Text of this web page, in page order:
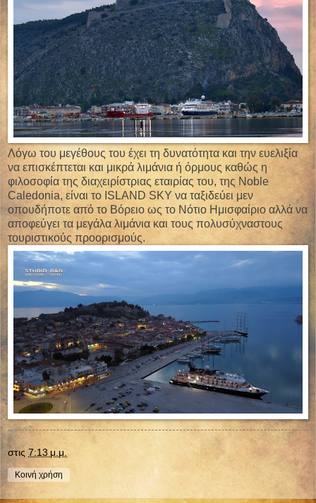
Λόγω του μεγέθους του έχει τη δυνατότητα και την ευελιξία
να επισκέπτεται και μικρά λιμάνια ή όρμους καθώς η
φιλοσοφία της διαχειρίστριας εταιρίας του, της Νοble
Caledonia, είναι το ISLAND SKY να ταξιδεύει μεν
οπουδήποτε από το Βόρειο ως το Νότιο Ημισφαίριο αλλά να
αποφεύγει τα μεγάλα λιμάνια και τους πολυσύχναστους
τουριστικούς προορισμούς.
στις 7:13 μ.μ.
Κοινή χρήση